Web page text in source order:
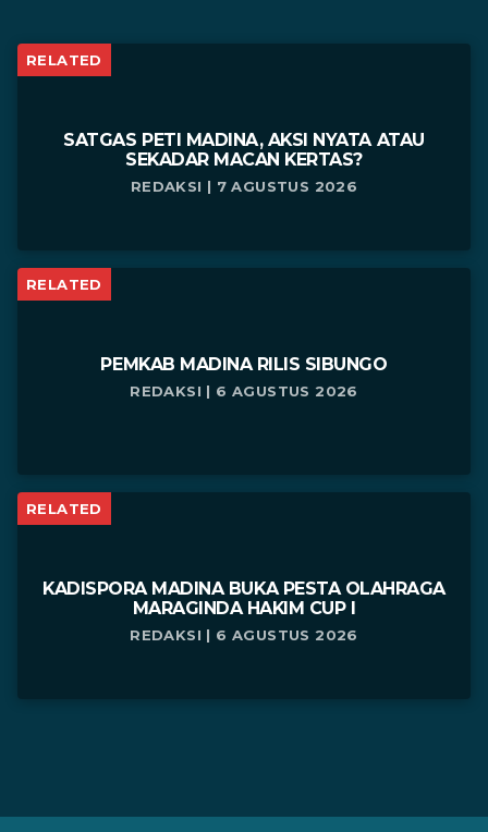
RELATED
SATGAS PETI MADINA, AKSI NYATA ATAU
SEKADAR MACAN KERTAS?
REDAKSI | 7 AGUSTUS 2026
RELATED
PEMKAB MADINA RILIS SIBUNGO
REDAKSI | 6 AGUSTUS 2026
RELATED
KADISPORA MADINA BUKA PESTA OLAHRAGA
MARAGINDA HAKIM CUP I
REDAKSI | 6 AGUSTUS 2026